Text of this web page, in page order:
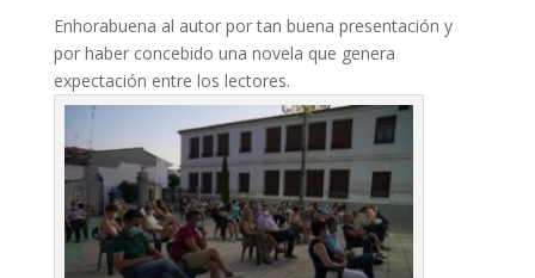
Enhorabuena al autor por tan buena presentación y
por haber concebido una novela que genera
expectación entre los lectores.